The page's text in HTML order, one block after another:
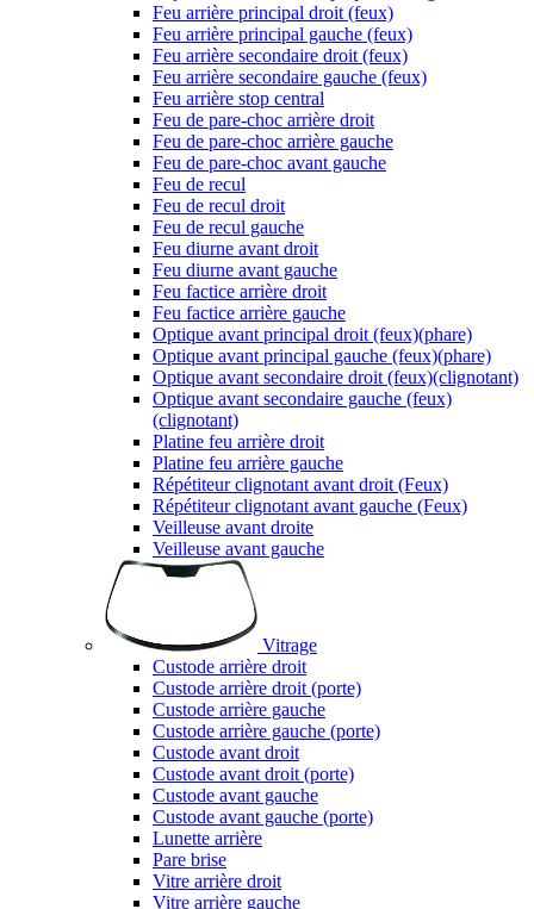
Feu arrière principal droit (feux)
Feu arrière principal gauche (feux)
Feu arrière secondaire droit (feux)
Feu arrière secondaire gauche (feux)
Feu arrière stop central
Feu de pare-choc arrière droit
Feu de pare-choc arrière gauche
Feu de pare-choc avant gauche
Feu de recul
Feu de recul droit
Feu de recul gauche
Feu diurne avant droit
Feu diurne avant gauche
Feu factice arrière droit
Feu factice arrière gauche
Optique avant principal droit (feux)(phare)
Optique avant principal gauche (feux)(phare)
Optique avant secondaire droit (feux)(clignotant)
Optique avant secondaire gauche (feux)
(clignotant)
Platine feu arrière droit
Platine feu arrière gauche
Répétiteur clignotant avant droit (Feux)
Répétiteur clignotant avant gauche (Feux)
Veilleuse avant droite
Veilleuse avant gauche
Vitrage
Custode arrière droit
Custode arrière droit (porte)
Custode arrière gauche
Custode arrière gauche (porte)
Custode avant droit
Custode avant droit (porte)
Custode avant gauche
Custode avant gauche (porte)
Lunette arrière
Pare brise
Vitre arrière droit
Vitre arrière gauche